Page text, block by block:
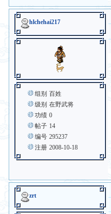
hlchehai217
组别 百姓
级别 在野武将
功绩 0
帖子 14
编号 295237
注册 2008-10-18
zrt